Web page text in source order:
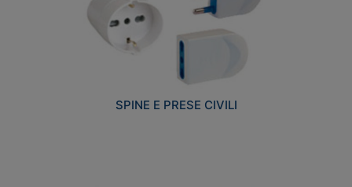
SPINE E PRESE CIVILI